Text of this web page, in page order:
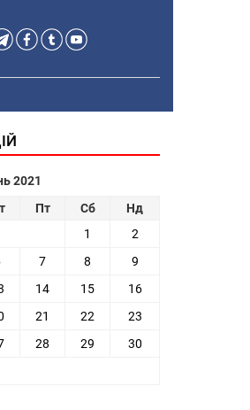
2021
Пт Сб
Нд
1
2
7 8
9
14 15
16
21 22
23
28 29
30